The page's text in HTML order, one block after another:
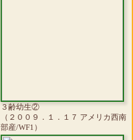
３齢幼生②
（２００９．１．１７ アメリカ西南
部産/WF1）